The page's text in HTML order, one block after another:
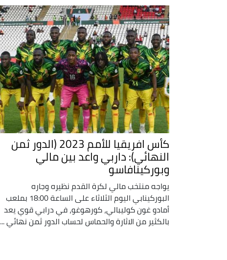
كأس افريقيا للأمم 2023 (الدور ثمن
النهائي): داربي واعد بين مالي
وبوركينافاسو
يواجه منتخب مالي لكرة القدم نظيره وجاره
البوركينابي اليوم الثلاثاء على الساعة 18:00 بملعب
أمادو غون كوليبالي، كورهوغو، في درابي قوي يعد
بالكثير من الاثارة والحماس لحساب الدور ثمن نهائي ...